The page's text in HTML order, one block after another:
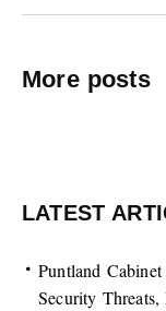
More posts
LATEST
Puntland
Security